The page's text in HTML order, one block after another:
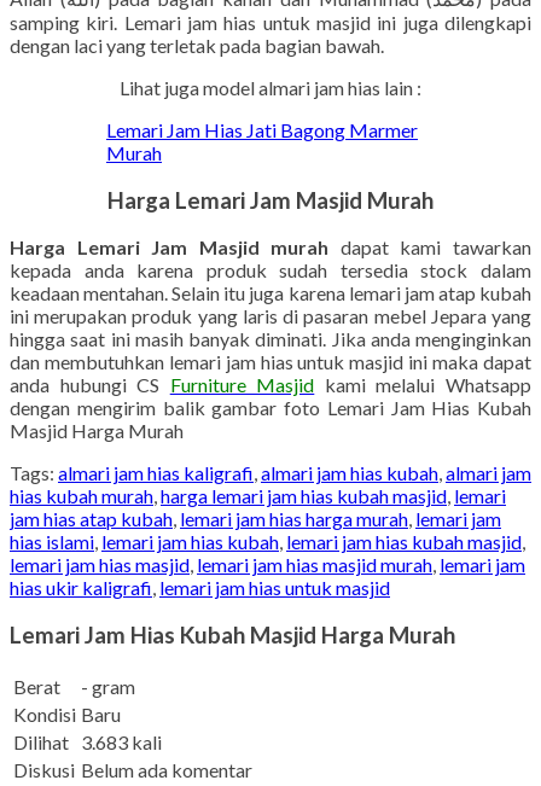
samping kiri. Lemari jam hias untuk masjid ini juga dilengkapi
dengan laci yang terletak pada bagian bawah.
Lihat juga model almari jam hias lain :
Lemari Jam Hias Jati Bagong Marmer
Murah
Harga Lemari Jam Masjid Murah
Harga Lemari Jam Masjid murah dapat kami tawarkan
kepada anda karena produk sudah tersedia stock dalam
keadaan mentahan. Selain itu juga karena lemari jam atap kubah
ini merupakan produk yang laris di pasaran mebel Jepara yang
hingga saat ini masih banyak diminati. Jika anda menginginkan
dan membutuhkan lemari jam hias untuk masjid ini maka dapat
anda hubungi CS Furniture Masjid kami melalui Whatsapp
dengan mengirim balik gambar foto Lemari Jam Hias Kubah
Masjid Harga Murah
Tags: almari jam hias kaligrafi,almari jam hias kubah,almari jam
hias kubah murah,harga lemari jam hias kubah masjid, lemari
jam hias atap kubah, lemari jam hias harga murah, lemari jam
hias islami, lemari jam hias kubah, lemari jam hias kubah masjid,
lemari jam hias masjid, lemari jam hias masjid murah, lemari jam
hias ukir kaligrafi, lemari jam hias untuk masjid
Lemari Jam Hias Kubah Masjid Harga Murah
Berat
- gram
Kondisi Baru
Dilihat 3.683 kali
Diskusi Belum ada komentar